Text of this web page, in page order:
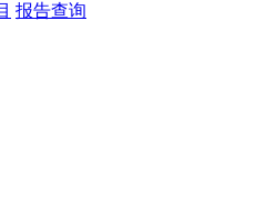
报告查询